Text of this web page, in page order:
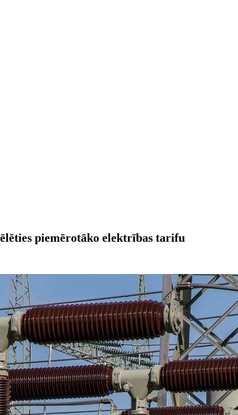
piemērotāko elektrības tarifu